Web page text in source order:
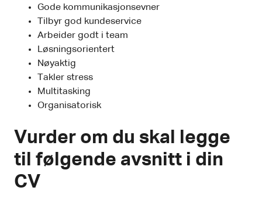
Gode kommunikasjonsevner
Tilbyr god kundeservice
Arbeider godt i team
Løsningsorientert
Nøyaktig
Takler stress
Multitasking
Organisatorisk
Vurder om du skal legge
til følgende avsnitt i din
CV